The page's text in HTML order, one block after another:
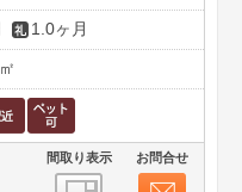
1.0ヶ月
間取り表示 お問合せ